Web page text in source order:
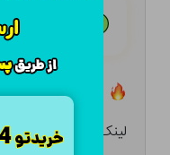
هـر
لینک کوتاه: